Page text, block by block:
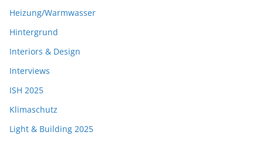
Heizung/Warmwasser
Hintergrund
Interiors & Design
Interviews
ISH 2025
Klimaschutz
Light & Building 2025